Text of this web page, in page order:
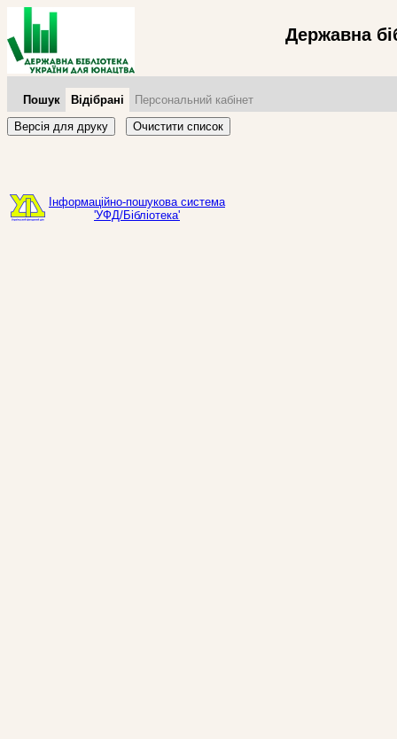
Державна
Пошук Відібрані
Персональний кабінет
Версія для друку
Очистити список
Інформаційно-пошукова система
'УФД/Бібліотека'